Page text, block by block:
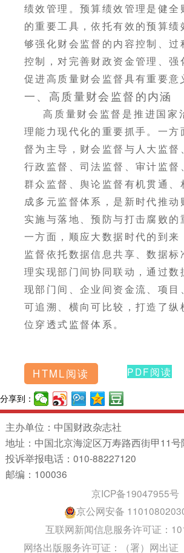
绩效管理。预算绩效管理是健全
的重要工具，依托有效的预算绩
够强化财会监督的内容控制、过
控制，对完善财政资金管理、强
促进高质量财会监督具有重要意
一、高质量财会监督的内涵
高质量财会监督是推进国家
理能力现代化的重要抓手。一方
督为主导，财会监督与人大监督
行政监督、司法监督、审计监督
群众监督、舆论监督有机贯通、
成多元监督体系，是新时代推动
实施与落地、预防与打击腐败的
一方面，顺应大数据时代的到来
监督依托数据信息共享、数据标
理实现部门间协同联动，通过数
现部门间、企业间资金流、项目
可追溯、横向可比较，打造了纵
位穿透式监督体系。
HTML阅读 PDF阅读
分享到：
主办单位：中国财政杂志社
地址：中国北京海淀区万寿路西街甲11号
投诉举报电话：010-88227120
邮编：100036
京ICP备19047955号
京公网安备
互联网新闻信息服务许可证：
网络出版服务许可证：（署）网出证